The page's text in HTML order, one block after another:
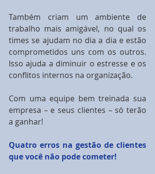
Também criam um ambiente de
trabalho mais amigável, no qual os
times se ajudam no dia a dia e estão
comprometidos uns com os outros.
Isso ajuda a diminuir o estresse e os
conflitos internos na organização.
Com uma equipe bem treinada sua
empresa – e seus clientes – só terão
a ganhar!
Quatro erros na gestão de clientes
que você não pode cometer!